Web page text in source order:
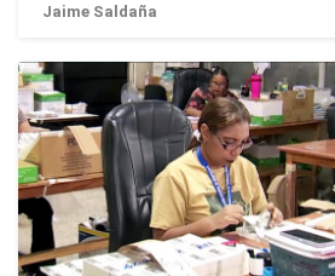
Jaime Saldaña